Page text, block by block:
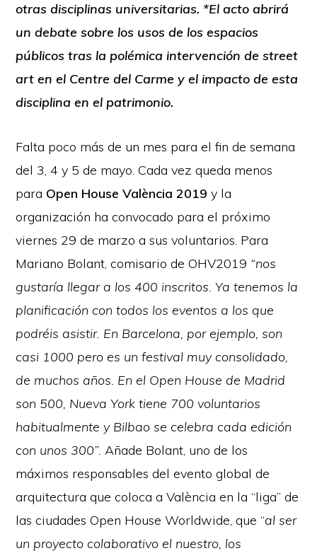
otras disciplinas universitarias. *El acto abrirá
un debate sobre los usos de los espacios
públicos tras la polémica intervención de street
art en el Centre del Carme y el impacto de esta
disciplina en el patrimonio.
Falta poco más de un mes para el fin de semana
del 3, 4 y 5 de mayo. Cada vez queda menos
para Open House València 2019 y la
organización ha convocado para el próximo
viernes 29 de marzo a sus voluntarios. Para
Mariano Bolant, comisario de OHV2019 “nos
gustaría llegar a los 400 inscritos. Ya tenemos la
planificación con todos los eventos a los que
podréis asistir. En Barcelona, por ejemplo, son
casi 1000 pero es un festival muy consolidado,
de muchos años. En el Open House de Madrid
son 500, Nueva York tiene 700 voluntarios
habitualmente y Bilbao se celebra cada edición
con unos 300”.Añade Bolant, uno de los
máximos responsables del evento global de
arquitectura que coloca a València en la “liga” de
las ciudades Open House Worldwide, que “al ser
un proyecto colaborativo el nuestro, los